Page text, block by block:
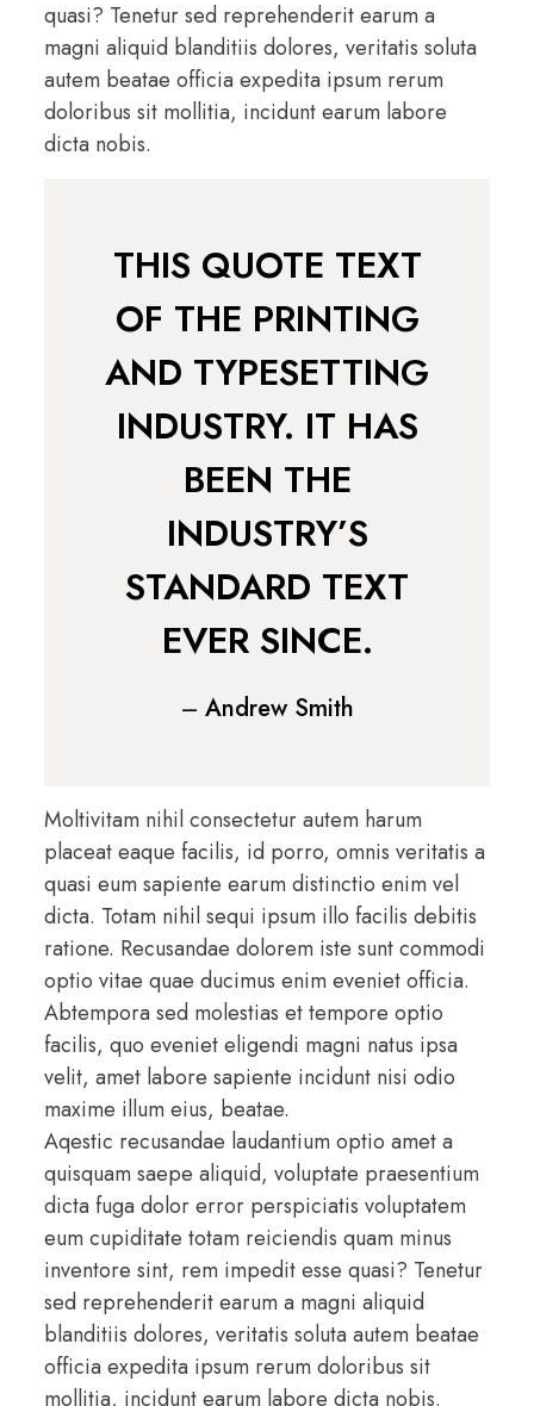
quasi? Tenetur sed reprehenderit earum a
magni aliquid blanditiis dolores, veritatis soluta
autem beatae officia expedita ipsum rerum
doloribus sit mollitia, incidunt earum labore
dicta nobis.
THIS QUOTE TEXT
OF THE PRINTING
AND TYPESETTING
INDUSTRY. IT HAS
BEEN THE
INDUSTRY’S
STANDARD TEXT
EVER SINCE.
– Andrew Smith
Moltivitam nihil consectetur autem harum
placeat eaque facilis, id porro, omnis veritatis a
quasi eum sapiente earum distinctio enim vel
dicta. Totam nihil sequi ipsum illo facilis debitis
ratione. Recusandae dolorem iste sunt commodi
optio vitae quae ducimus enim eveniet officia.
Abtempora sed molestias et tempore optio
facilis, quo eveniet eligendi magni natus ipsa
velit, amet labore sapiente incidunt nisi odio
maxime illum eius, beatae.
Aqestic recusandae laudantium optio amet a
quisquam saepe aliquid, voluptate praesentium
dicta fuga dolor error perspiciatis voluptatem
eum cupiditate totam reiciendis quam minus
inventore sint, rem impedit esse quasi? Tenetur
sed reprehenderit earum a magni aliquid
blanditiis dolores, veritatis soluta autem beatae
officia expedita ipsum rerum doloribus sit
mollitia, incidunt earum labore dicta nobis.